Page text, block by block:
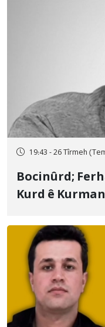
19:43 - 26 Tîrmeh
Bocinûrd;
Kurd ê